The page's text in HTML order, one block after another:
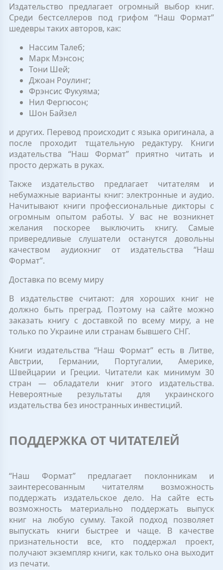
Издательство предлагает огромный выбор книг.
Среди бестселлеров под грифом “Наш Формат”
шедевры таких авторов, как:
Нассим Талеб;
Марк Мэнсон;
Тони Шей;
Джоан Роулинг;
Фрэнсис Фукуяма;
Нил Фергюсон;
Шон Байзел
и других. Перевод происходит с языка оригинала, а
после проходит тщательную редактуру. Книги
издательства “Наш Формат” приятно читать и
просто держать в руках.
Также издательство предлагает читателям и
небумажные варианты книг: электронные и аудио.
Начитывают книги профессиональные дикторы с
огромным опытом работы. У вас не возникнет
желания поскорее выключить книгу. Самые
привередливые слушатели останутся довольны
качеством аудиокниг от издательства “Наш
Формат”.
Доставка по всему миру
В издательстве считают: для хороших книг не
должно быть преград. Поэтому на сайте можно
заказать книгу с доставкой по всему миру, а не
только по Украине или странам бывшего СНГ.
Книги издательства “Наш Формат” есть в Литве,
Австрии, Германии, Португалии, Америке,
Швейцарии и Греции. Читатели как минимум 30
стран — обладатели книг этого издательства.
Невероятные результаты для украинского
издательства без иностранных инвестиций.
ПОДДЕРЖКА ОТ ЧИТАТЕЛЕЙ
“Наш Формат” предлагает поклонникам и
заинтересованным читателям возможность
поддержать издательское дело. На сайте есть
возможность материально поддержать выпуск
книг на любую сумму. Такой подход позволяет
выпускать книги быстрее и чаще. В качестве
признательности все, кто поддержал проект,
получают экземпляр книги, как только она выходит
из печати.